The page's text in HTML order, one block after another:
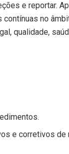
e reportar.
contínuas no
qualidade,
e corretivos de